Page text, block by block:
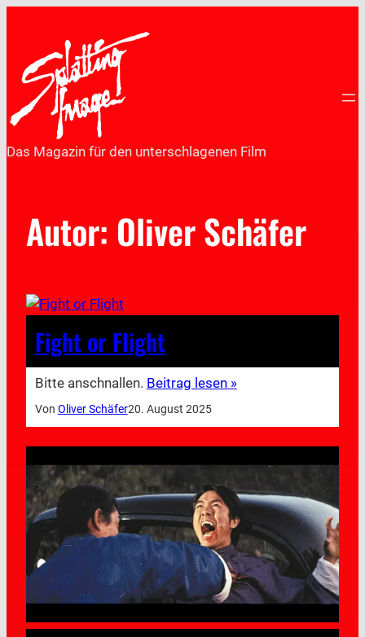
Das Magazin für den unterschlagenen Film
Autor: Oliver Schäfer
Fight or Flight
Bitte anschnallen. Beitrag lesen »
Von Oliver Schäfer20. August 2025